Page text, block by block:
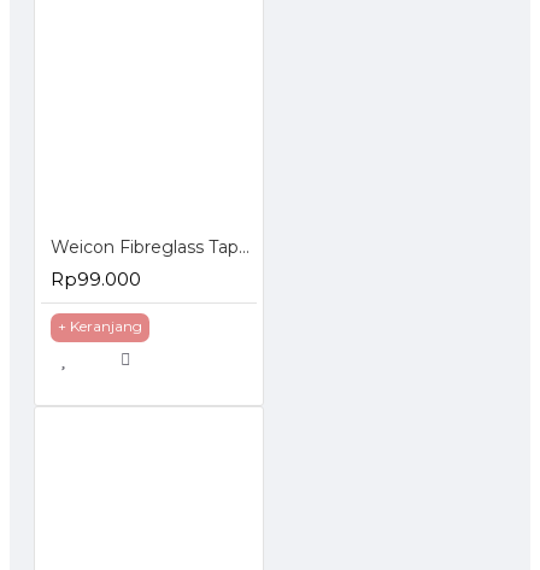
Weicon Fibreglass Tape Cloth 1000x50mm Lembaran Fiber
Rp99.000
+ Keranjang